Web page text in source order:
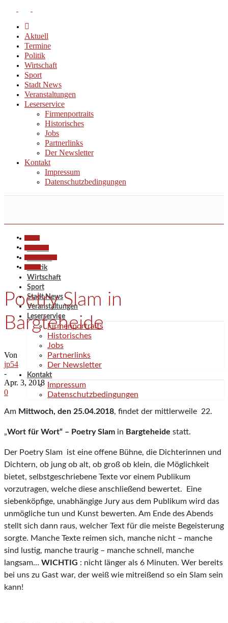
Aktuell
Termine
Politik
Wirtschaft
Sport
Stadt News
Veranstaltungen
Leserservice
Firmenportraits
Historisches
Jobs
Partnerlinks
Der Newsletter
Kontakt
Impressum
Datenschutzbedingungen
Politik
Wirtschaft
Sport
Stadt News
Veranstaltungen
Leserservice
Firmenportraits
Historisches
Jobs
Partnerlinks
Der Newsletter
Kontakt
Impressum
Datenschutzbedingungen
Poetry Slam in
Bargteheide
Von
jp54
-
Apr. 3, 2018
0
Am Mittwoch, den 25.04.2018, findet der mittlerweile 22.
„Wort für Wort“ – Poetry Slam in Bargteheide statt.
Der Poetry Slam ist eine offene Bühne, die Dichterinnen und
Dichtern, ob jung ob alt, ob groß ob klein, die Möglichkeit
bietet, selbstgeschriebene Texte vor einem Publikum
vorzutragen, welche diese anschließend bewertet. Eine
siebenköpfige, unabhängige Jury aus dem Publikum wird das
unmögliche tun und Kunst bewerten. Am Ende des Abends
stellt sich dann raus, welcher Text für die meiste Begeisterung
sorgte. Manche Texte reimen sich, manche nicht – manche
sind lustig, manche traurig – manche schnell, manche
langsam… WICHTIG : nicht länger als 6 Minuten. Wer bereits
bei uns zu Gast war, der weiß wie mitreißend so ein Slam sein
kann!